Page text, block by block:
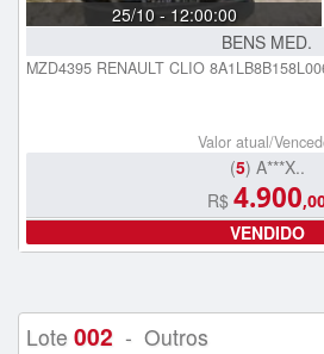
25/10 - 12:00:00
BENS MED.
MZD4395 RENAULT CLIO
Valor atual/
(5) A***X..
R$ 4.900
VENDIDO
Lote 002 - Outros